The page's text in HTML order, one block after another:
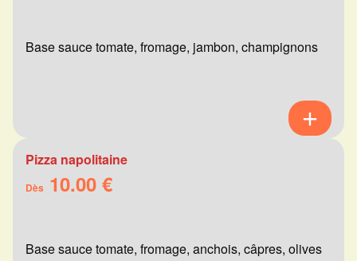
Base sauce tomate, fromage, jambon, champignons
Pizza napolitaine
Dès 10.00 €
Base sauce tomate, fromage, anchois, câpres, olives